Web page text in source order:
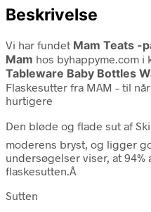
Beskrivelse
Vi har fundet Mam Teats -
Mam hos byhappyme.com i
Tableware Baby Bottles
Flaskesutter fra MAM – til
hurtigere
Den bløde og flade sut af
moderens bryst, og ligger
undersøgelser viser, at
flaskesutten.Â
Sutten